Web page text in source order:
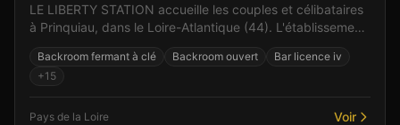
LE LIBERTY STATION accueille les couples et célibataires
à Prinquiau, dans le Loire-Atlantique (44). L'établissement
Backroom fermant à clé Backroom ouvert
Bar licence iv
+15
Pays de la Loire Voir